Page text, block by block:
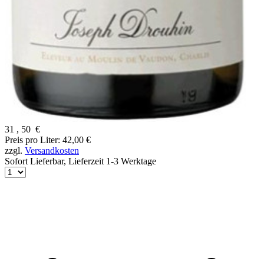
31 , 50 €
Preis pro Liter: 42,00 €
zzgl. Versandkosten
Sofort Lieferbar, Lieferzeit 1-3 Werktage